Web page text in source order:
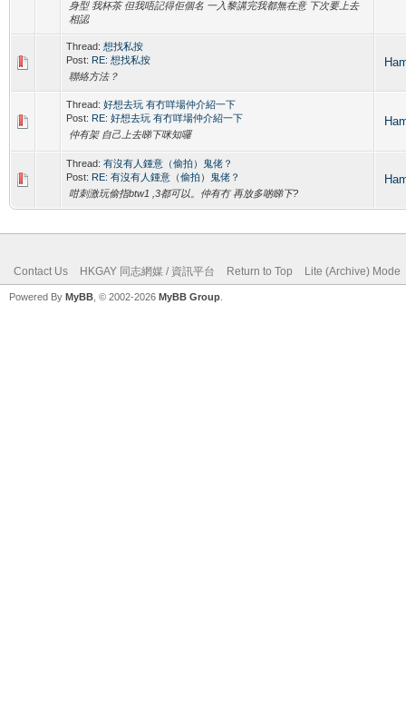
身型 我杯茶 但我唔記得佢個名 一入黎講完我都無在意 下次要上去
相認
Thread: 想找私按
Post: RE: 想找私按
聯絡方法？
Thread: 好想去玩 有冇咩場仲介紹一下
Post: RE: 好想去玩 有冇咩場仲介紹一下
仲有架 自己上去睇下咪知囉
Thread: 有沒有人鍾意（偷拍）鬼佬？
Post: RE: 有沒有人鍾意（偷拍）鬼佬？
咁刺激玩偷指btw1 ,3都可以。仲有冇 再放多啲睇下?
Contact Us HKGAY 同志網媒 / 資訊平台 Return to Top Lite (Archive) Mode
Powered By MyBB , © 2002-2026 MyBB Group